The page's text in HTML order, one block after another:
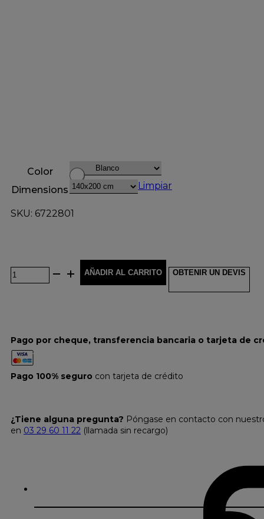
Color
Dimensions
Limpiar
SKU: 6722801
AÑADIR AL CARRITO OBTENIR UN DEVIS
Pago por cheque, transferencia bancaria o tarjeta de
Pago 100% seguro con tarjeta de crédito
¿Tiene alguna pregunta? Póngase en contacto con
en 03 29 60 11 22 (llamada sin recargo)